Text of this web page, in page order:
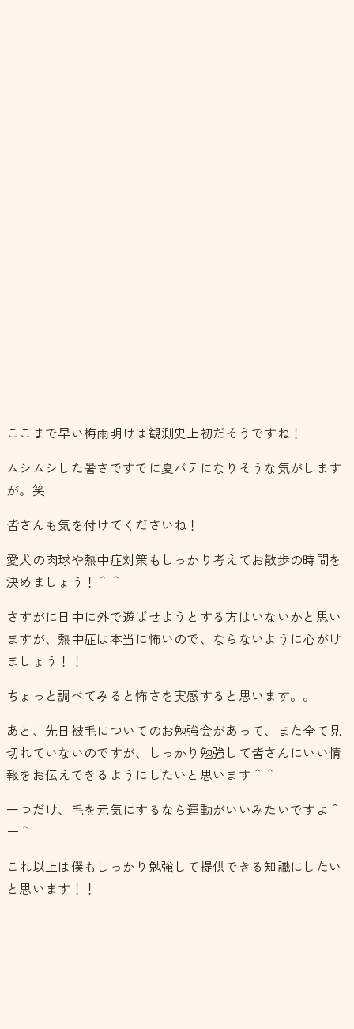
ここまで早い梅雨明けは観測史上初だそうですね！
ムシムシした暑さですでに夏バテになりそうな気がします
が。笑
皆さんも気を付けてくださいね！
愛犬の肉球や熱中症対策もしっかり考えてお散歩の時間を
決めましょう！＾＾
さすがに日中に外で遊ばせようとする方はいないかと思い
ますが、熱中症は本当に怖いので、ならないように心がけ
ましょう！！
ちょっと調べてみると怖さを実感すると思います。。
あと、先日被毛についてのお勉強会があって、また全て見
切れていないのですが、しっかり勉強して皆さんにいい情
報をお伝えできるようにしたいと思います＾＾
一つだけ、毛を元気にするなら運動がいいみたいですよ＾
ー＾
これ以上は僕もしっかり勉強して提供できる知識にしたい
と思います！！